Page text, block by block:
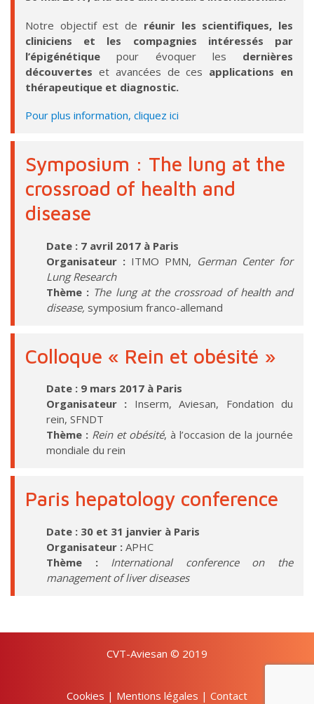
Notre objectif est de réunir les scientifiques, les
cliniciens et les compagnies intéressés par
l’épigénétique pour évoquer les dernières
découvertes et avancées de ces applications en
thérapeutique et diagnostic.
Pour plus information, cliquez ici
Symposium : The lung at the
crossroad of health and
disease
Date : 7 avril 2017 à Paris
Organisateur : ITMO PMN, German Center for
Lung Research
Thème : The lung at the crossroad of health and
disease, symposium franco-allemand
Colloque « Rein et obésité »
Date : 9 mars 2017 à Paris
Organisateur : Inserm, Aviesan, Fondation du
rein, SFNDT
Thème : Rein et obésité, à l’occasion de la journée
mondiale du rein
Paris hepatology conference
Date : 30 et 31 janvier à Paris
Organisateur : APHC
Thème :International conference on the
management of liver diseases
CVT-Aviesan © 2019
Cookies | Mentions légales | Contact